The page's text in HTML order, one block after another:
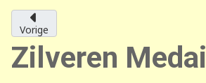
Vorige
Zilveren